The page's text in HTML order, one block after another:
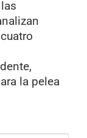
la pelea